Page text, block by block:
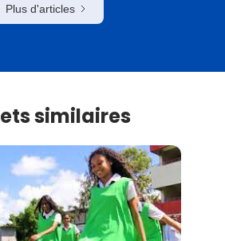
Plus d'articles
similaires